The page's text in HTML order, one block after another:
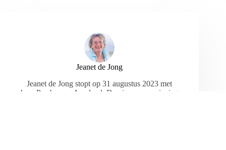
Jeanet de Jong
Jeanet de Jong stopt op 31 augustus 2023 met
haar Persbureau Ameland. De nieuwsvoorziening